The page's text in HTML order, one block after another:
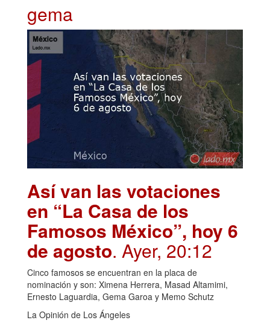
gema
Así van las votaciones
en “La Casa de los
Famosos México”, hoy 6
de agosto. Ayer, 20:12
Cinco famosos se encuentran en la placa de
nominación y son: Ximena Herrera, Masad Altamimi,
Ernesto Laguardia, Gema Garoa y Memo Schutz
La Opinión de Los Ángeles